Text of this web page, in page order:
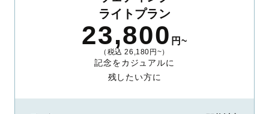
ライトプラン
23,800 円~
（税込 26,180円~）
記念をカジュアルに
残したい方に